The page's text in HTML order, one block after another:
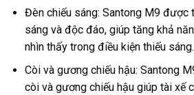
Đèn chiếu sáng: Santong M9 được
sáng và độc đáo, giúp tăng khả
nhìn thấy trong điều kiện thiếu sáng.
Còi và gương chiếu hậu: Santong
còi và gương chiếu hậu giúp tài xế